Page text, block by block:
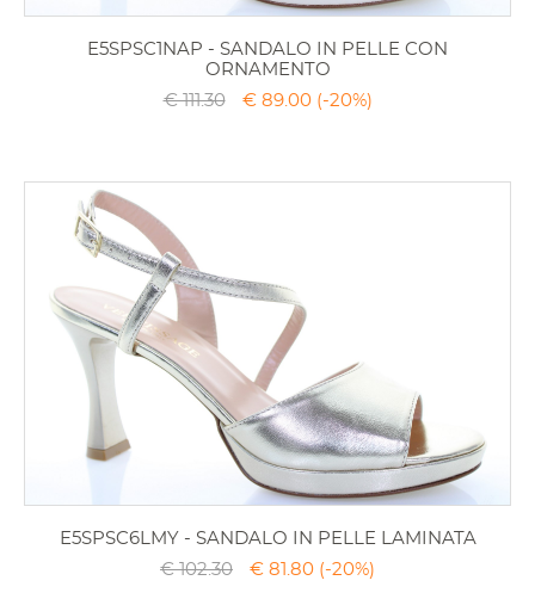
E5SPSC1NAP - SANDALO IN PELLE CON
ORNAMENTO
€ 111.30
€ 89.00(-20%)
E5SPSC6LMY - SANDALO IN PELLE LAMINATA
€ 102.30
€ 81.80 (-20%)